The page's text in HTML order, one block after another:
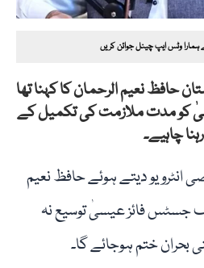
ہمارا وٹس ایپ چینل جوائن کریں
حافظ نعیم الرحمان کا کہنا تھا
کو مدت ملازمت کی تکمیل کے
چاہیے۔
دیتے ہوئے حافظ نعیم
جسٹس فائز عیسیٰ توسیع نہ
بحران ختم ہوجائے گا۔